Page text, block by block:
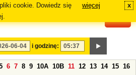
cookie. Dowiedz się
więcej x
i godzinę:
6 7 8 9 10A 10B 11 12 13 14 15 16